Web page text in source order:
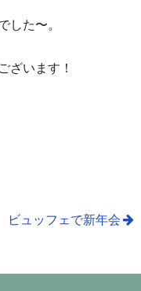
した〜。
ざいます！
ビュッフェで新年会